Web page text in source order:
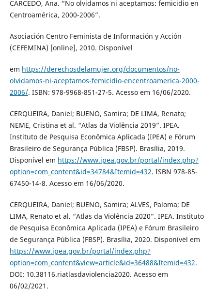
CARCEDO, Ana. “No olvidamos ni aceptamos: femicidio en
Centroamérica, 2000-2006”.
Asociación Centro Feminista de Información y Acción
(CEFEMINA) [online], 2010. Disponível
em https://derechosdelamujer.org/documentos/no-
olvidamos-ni-aceptamos-femicidio-encentroamerica-2000-
2006/. ISBN: 978-9968-851-27-5. Acesso em 16/06/2020.
CERQUEIRA, Daniel; BUENO, Samira; DE LIMA, Renato;
NEME, Cristina et al. “Atlas da Violência 2019”. IPEA.
Instituto de Pesquisa Econômica Aplicada (IPEA) e Fórum
Brasileiro de Segurança Pública (FBSP). Brasília, 2019.
Disponível em https://www.ipea.gov.br/portal/index.php?
option=com_content&id=34784&Itemid=432. ISBN 978-85-
67450-14-8. Acesso em 16/06/2020.
CERQUEIRA, Daniel; BUENO, Samira; ALVES, Paloma; DE
LIMA, Renato et al. “Atlas da Violência 2020”. IPEA. Instituto
de Pesquisa Econômica Aplicada (IPEA) e Fórum Brasileiro
de Segurança Pública (FBSP). Brasília, 2020. Disponível em
https://www.ipea.gov.br/portal/index.php?
option=com_content&view=article&id=36488&Itemid=432.
DOI: 10.38116.riatlasdaviolencia2020. Acesso em
06/02/2021.